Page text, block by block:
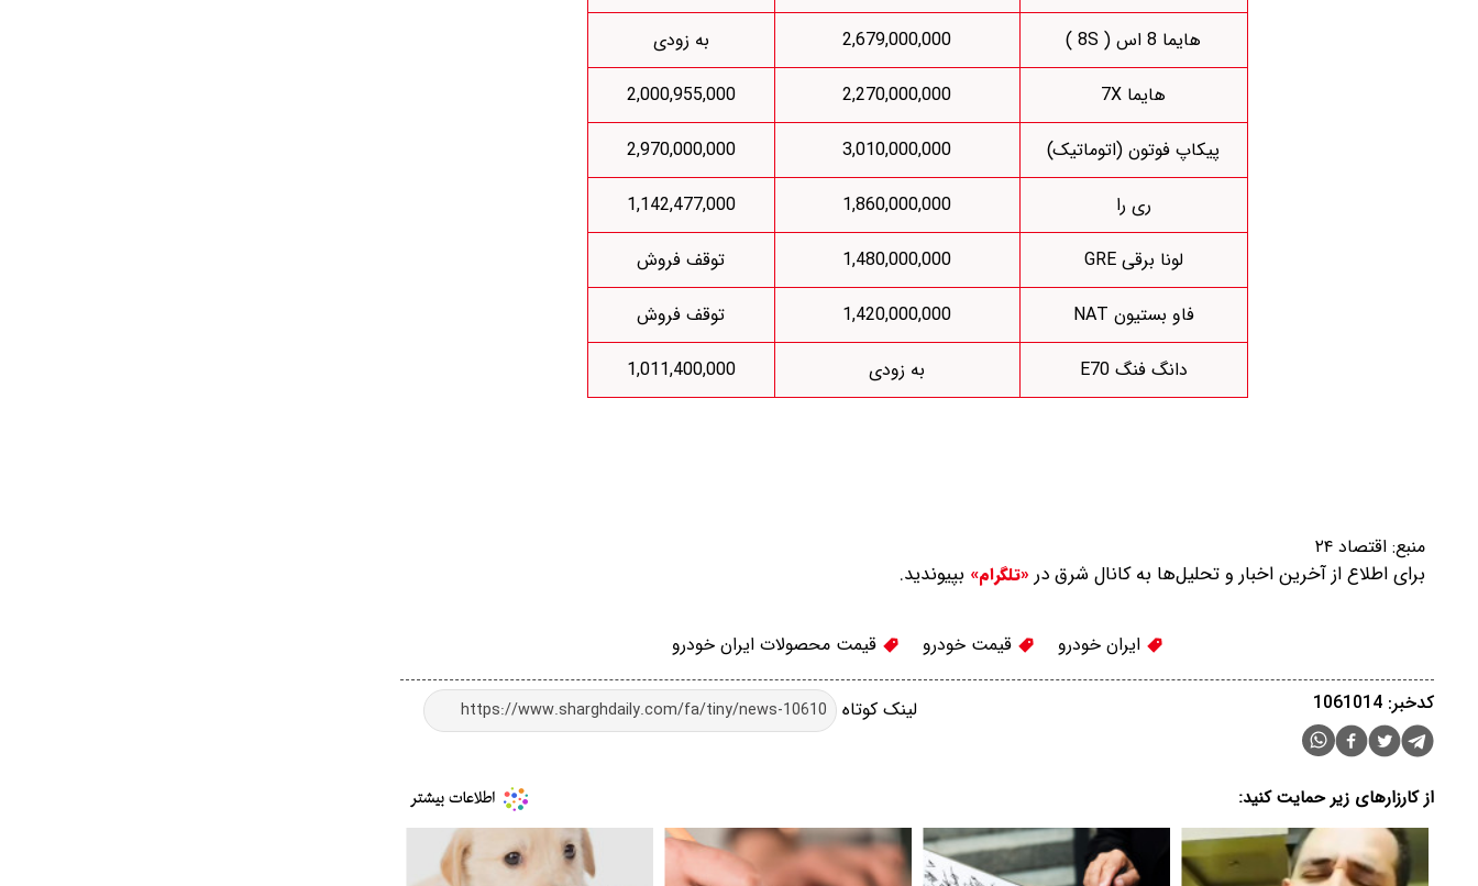
هایما 8 اس ( 8S )
2,679,000,000
به زودی
هایما 7X
2,270,000,000
2,000,955,000
پیکاپ فوتون (اتوماتیک)
3,010,000,000
2,970,000,000
ری را
1,860,000,000
1,142,477,000
لونا برقی GRE
1,480,000,000
توقف فروش
فاو بستیون NAT
1,420,000,000
توقف فروش
دانگ فنگ E70
به زودی 1,011,400,000
منبع: اقتصاد ۲۴
برای اطلاع از آخرین اخبار و تحلیل‌ها به کانال شرق در «تلگرام» بپیوندید.
ایران خودرو قیمت خودرو قیمت محصولات ایران خودرو
لینک کوتاه کدخبر: 1061014
از کارزارهای زیر حمایت کنید: